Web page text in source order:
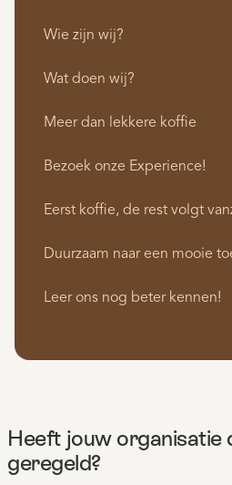
Wie zijn wij?
Wat doen wij?
Meer dan lekkere koffie
Bezoek onze Experience!
Eerst koffie, de rest volgt
Duurzaam naar een mooie
Leer ons nog beter kennen!
Heeft jouw organisatie
geregeld?